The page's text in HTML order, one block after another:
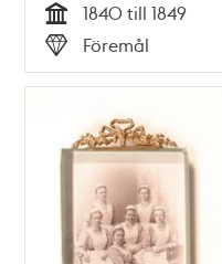
Tid
1840 till 1849
Typ
Föremål